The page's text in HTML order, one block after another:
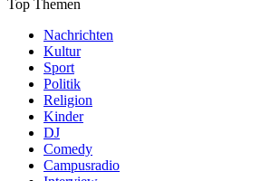
Top Themen
Nachrichten
Kultur
Sport
Politik
Religion
Kinder
DJ
Comedy
Campusradio